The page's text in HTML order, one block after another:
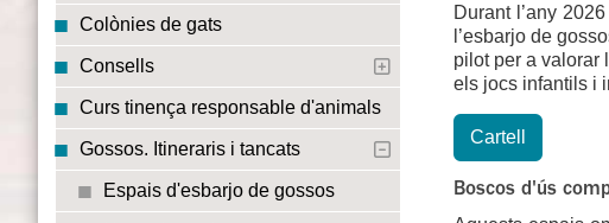
Colònies de gats
Consells
Curs tinença responsable d'animals
Gossos. Itineraris i tancats
Espais d'esbarjo de gossos
Durant l’any
l’esbarjo de
pilot per a valorar
els jocs infantils i
Cartell
Boscos d'ús